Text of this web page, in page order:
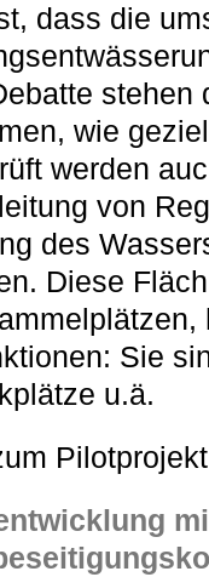
dass die
stehen
wie
werden
von
des
Diese
Sie
u.ä.